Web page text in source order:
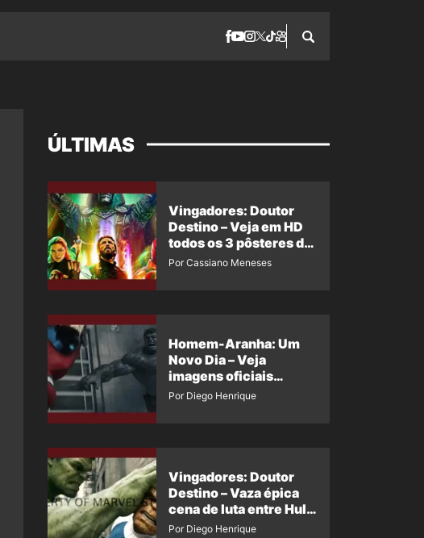
ÚLTIMAS
Vingadores: Doutor
Destino – Veja em HD
todos os 3 pôsteres de
‘Doomsday’ + 1 imagem
Por Cassiano Meneses
Homem-Aranha: Um
Novo Dia – Veja
imagens oficiais
descartadas do Hulk
Por Diego Henrique
Vingadores: Doutor
Destino – Vaza épica
cena de luta entre Hulk
e o Coisa
Por Diego Henrique